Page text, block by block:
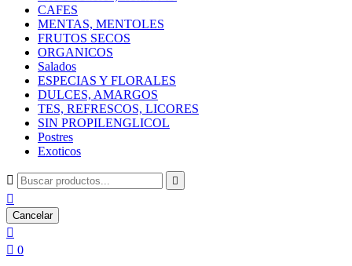
CAFES
MENTAS, MENTOLES
FRUTOS SECOS
ORGANICOS
Salados
ESPECIAS Y FLORALES
DULCES, AMARGOS
TES, REFRESCOS, LICORES
SIN PROPILENGLICOL
Postres
Exoticos
 

Cancelar

 0